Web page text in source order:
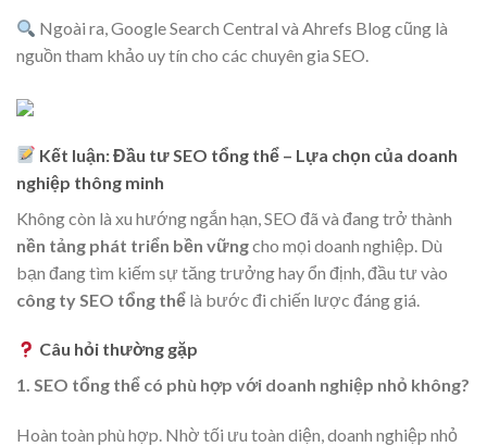
Ngoài ra, Google Search Central và Ahrefs Blog cũng là
nguồn tham khảo uy tín cho các chuyên gia SEO.
Kết luận: Đầu tư SEO tổng thể – Lựa chọn của doanh
nghiệp thông minh
Không còn là xu hướng ngắn hạn, SEO đã và đang trở thành
nền tảng phát triển bền vữngcho mọi doanh nghiệp. Dù
bạn đang tìm kiếm sự tăng trưởng hay ổn định, đầu tư vào
công ty SEO tổng thể là bước đi chiến lược đáng giá.
Câu hỏi thường gặp
1. SEO tổng thể có phù hợp với doanh nghiệp nhỏ không?
Hoàn toàn phù hợp. Nhờ tối ưu toàn diện, doanh nghiệp nhỏ